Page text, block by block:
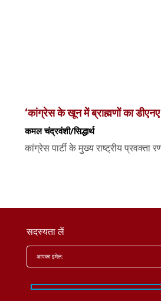
‘कांग्रेस के खून में ब्राह्मणों का डीएनए
कमल चंद्रवंशी/सिद्धार्थ
कांग्रेस पार्टी के मुख्य राष्ट्रीय
सदस्यता लें